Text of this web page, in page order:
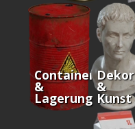
Container
&
Lagerung
Dekor
&
Kunst